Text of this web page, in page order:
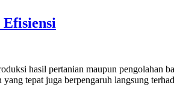
hasil pertanian maupun pengolahan
tepat juga berpengaruh langsung